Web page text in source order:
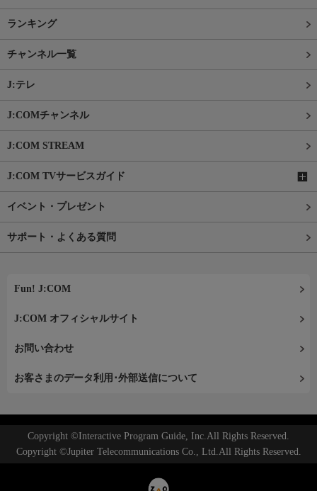
ランキング
チャンネル一覧
J:テレ
J:COMチャンネル
J:COM STREAM
J:COM TVサービスガイド
イベント・プレゼント
サポート・よくある質問
Fun! J:COM
J:COM オフィシャルサイト
お問い合わせ
お客さまのデータ利用･外部送信について
Copyright ©Interactive Program Guide, Inc.All Rights Reserved.
Copyright ©Jupiter Telecommunications Co., Ltd.All Rights Reserved.